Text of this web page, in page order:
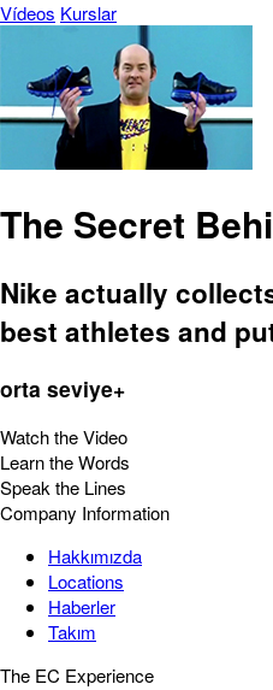
Vídeos Kurslar
The Secret
Nike actually
best athletes and
orta seviye+
Watch the Video
Learn the Words
Speak the Lines
Company Information
Hakkımızda
Locations
Haberler
Takım
The EC Experience